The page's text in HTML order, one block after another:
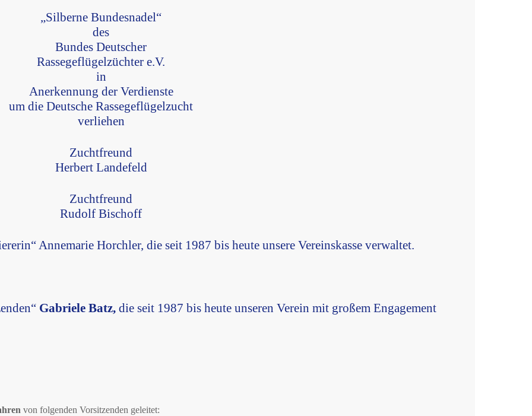
„Silberne Bundesnadel“
des
Bundes Deutscher
Rassegeflügelzüchter e.V.
in
Anerkennung der Verdienste
um die Deutsche Rassegeflügelzucht
verliehen
Zuchtfreund
Herbert Landefeld
Zuchtfreund
Rudolf Bischoff
Annemarie Horchler, die seit 1987 bis heute unsere Vereinskasse verwaltet.
Gabriele Batz, die seit 1987 bis heute unseren Verein mit großem Engagement
von folgenden Vorsitzenden geleitet: